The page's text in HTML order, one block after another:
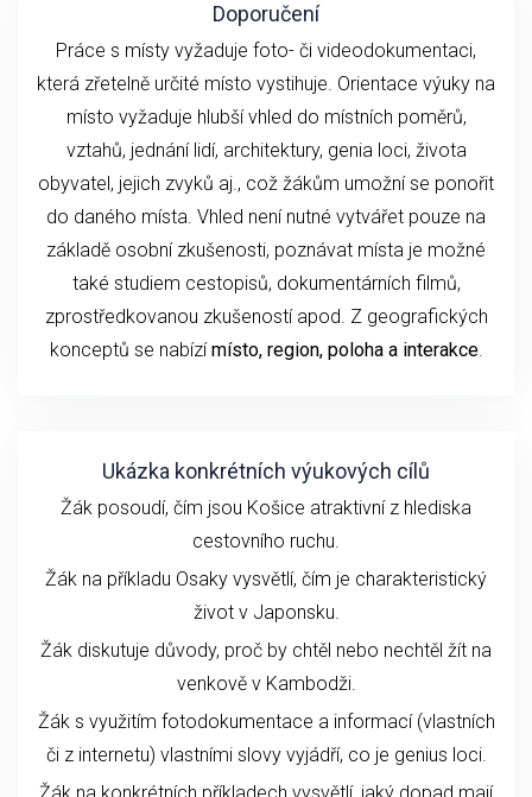
Doporučení
Práce s místy vyžaduje foto- či videodokumentaci,
která zřetelně určité místo vystihuje. Orientace výuky na
místo vyžaduje hlubší vhled do místních poměrů,
vztahů, jednání lidí, architektury, genia loci, života
obyvatel, jejich zvyků aj., což žákům umožní se ponořit
do daného místa. Vhled není nutné vytvářet pouze na
základě osobní zkušenosti, poznávat místa je možné
také studiem cestopisů, dokumentárních filmů,
zprostředkovanou zkušeností apod. Z geografických
konceptů se nabízímísto, region, poloha a interakce.
Ukázka konkrétních výukových cílů
Žák posoudí, čím jsou Košice atraktivní z hlediska
cestovního ruchu.
Žák na příkladu Osaky vysvětlí, čím je charakteristický
život v Japonsku.
Žák diskutuje důvody, proč by chtěl nebo nechtěl žít na
venkově v Kambodži.
Žák s využitím fotodokumentace a informací (vlastních
či z internetu) vlastními slovy vyjádří, co je genius loci.